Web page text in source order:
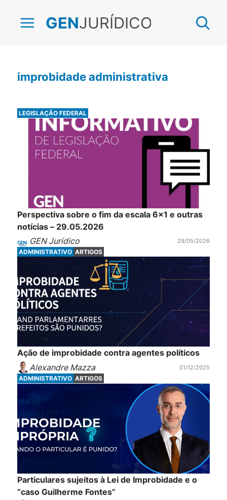
GENJURÍDICO
improbidade administrativa
LEGISLAÇÃO FEDERAL
Perspectiva sobre o fim da escala 6×1 e outras
notícias – 29.05.2026
GEN Jurídico
29/05/2026
ADMINISTRATIVO ARTIGOS
Ação de improbidade contra agentes políticos
Alexandre Mazza
01/12/2025
ADMINISTRATIVO ARTIGOS
Particulares sujeitos à Lei de Improbidade e o
“caso Guilherme Fontes”